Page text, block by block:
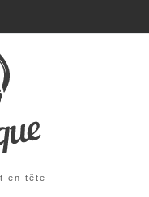
en tête